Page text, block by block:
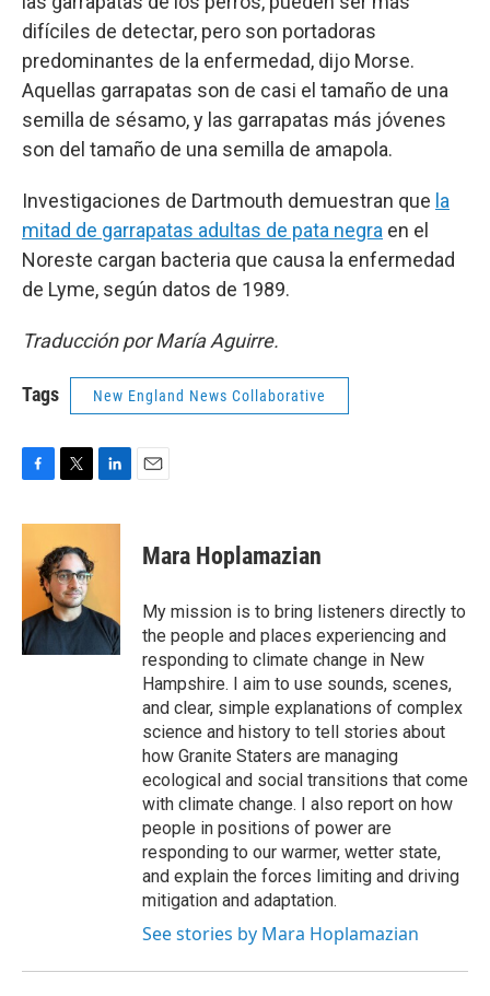
difíciles de detectar, pero son portadoras
predominantes de la enfermedad, dijo Morse.
Aquellas garrapatas son de casi el tamaño de una
semilla de sésamo, y las garrapatas más jóvenes
son del tamaño de una semilla de amapola.
Investigaciones de Dartmouth demuestran que la
mitad de garrapatas adultas de pata negra en el
Noreste cargan bacteria que causa la enfermedad
de Lyme, según datos de 1989.
Traducción por María Aguirre.
Tags New England News Collaborative
c
b
k
i
t
t
e
r
n
I
n
Mara Hoplamazian
My mission is to bring listeners directly to
the people and places experiencing and
responding to climate change in New
Hampshire. I aim to use sounds, scenes,
and clear, simple explanations of complex
science and history to tell stories about
how Granite Staters are managing
ecological and social transitions that come
with climate change. I also report on how
people in positions of power are
responding to our warmer, wetter state,
and explain the forces limiting and driving
mitigation and adaptation.
See stories by Mara Hoplamazian